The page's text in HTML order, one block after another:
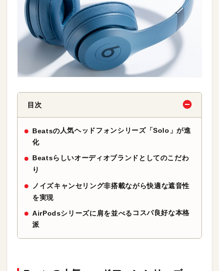
目次
Beatsの 人気ヘッドフォンシリーズ「Solo」が進
化
Beatsらしいオーディオブランドとしてのこだわ
り
ノイズキャンセリング非搭載ながら快適な遮音性
を実現
AirPodsシリーズに肩を並べる コスパ良好な本格
派